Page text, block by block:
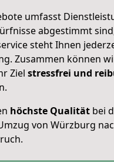
umfasst
abgestimmt
steht Ihnen
Zusammen können
Ziel stressfrei und
höchste Qualität bei
von Würzburg